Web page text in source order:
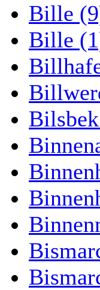
Bille
Bille